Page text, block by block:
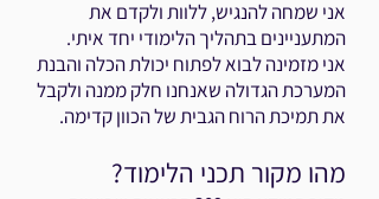
אני שמחה להנגיש, ללוות ולקדם את
המתעניינים בתהליך הלימודי יחד איתי.
אני מזמינה לבוא לפתוח יכולת הכלה והבנת
המערכת הגדולה שאנחנו חלק ממנה ולקבל
את תמיכת הרוח הגבית של הכוון קדימה.
מהו מקור תכני הלימוד?